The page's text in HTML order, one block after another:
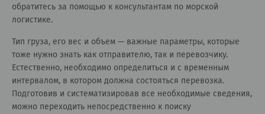
обратитесь за помощью к консультантам по морской
логистике.
Тип груза, его вес и объем — важные параметры, которые
тоже нужно знать как отправителю, так и перевозчику.
Естественно, необходимо определиться и с временным
интервалом, в котором должна состояться перевозка.
Подготовив и систематизировав все необходимые сведения,
можно переходить непосредственно к поиску